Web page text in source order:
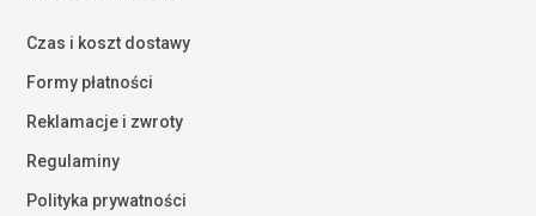
Czas i koszt dostawy
Formy płatności
Reklamacje i zwroty
Regulaminy
Polityka prywatności